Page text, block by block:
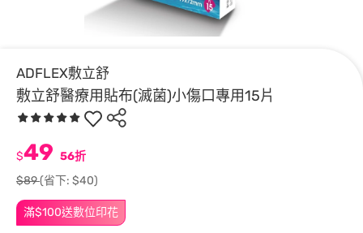
ADFLEX敷立舒
敷立舒醫療用貼布(滅菌)小傷口專用15片
滿$100送數位印花
$49 56折
$89(省下: $40)